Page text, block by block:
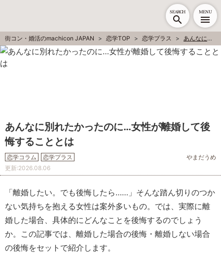
SEARCH MENU
街コン・婚活のmachicon JAPAN 恋学TOP 恋学プラス あんなに別れたかったのに…女性が離婚して後悔することとは
あんなに別れたかったのに…女性が離婚して後
悔することとは
恋学コラム 恋学プラス
やまだうめ
更新:2026.08.06
「離婚したい。でも後悔したら……」そんな踏ん切りのつか
ない気持ちを抱える女性は案外多いもの。では、実際に離
婚した場合、具体的にどんなことを後悔するのでしょう
か。この記事では、離婚した場合の後悔・離婚しない場合
の後悔をセットで紹介します。